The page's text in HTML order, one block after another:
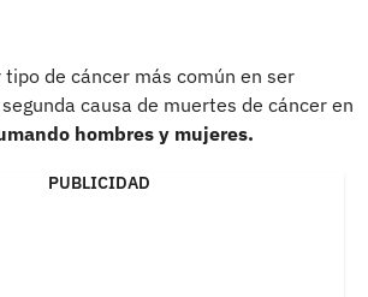
tipo de cáncer más común en ser
causa de muertes de cáncer en
hombres y mujeres.
PUBLICIDAD